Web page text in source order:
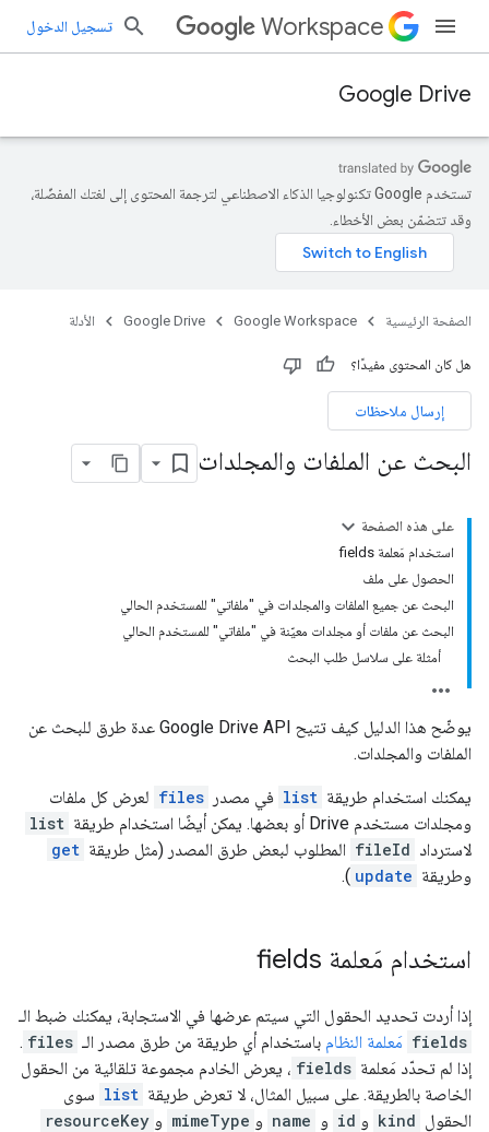
Workspace تسجيل الدخول
Google Drive
تستخدم Google تكنولوجيا الذكاء الاصطناعي لترجمة المحتوى إلى لغتك المفضّلة،
وقد تتضمّن بعض الأخطاء.
الصفحة الرئيسية Google Workspace
Google Drive الأدلة
هل كان المحتوى مفيدًا؟
إرسال ملاحظات
البحث عن الملفات والمجلدات
على هذه الصفحة
استخدام مَعلمة fields
الحصول على ملف
البحث عن جميع الملفات والمجلدات في "ملفاتي" للمستخدم الحالي
البحث عن ملفات أو مجلدات معيّنة في "ملفاتي" للمستخدم الحالي
أمثلة على سلاسل طلب البحث
يوضّح هذا الدليل كيف تتيح Google Drive API عدة طرق للبحث عن
الملفات والمجلدات.
يمكنك استخدام طريقة list في مصدر files لعرض كل ملفات
ومجلدات مستخدم Drive أو بعضها. يمكن أيضًا استخدام طريقة
list
لاسترداد fileId المطلوب لبعض طرق المصدر (مثل طريقة get
وطريقة update
).
استخدام مَعلمة fields
إذا أردت تحديد الحقول التي سيتم عرضها في الاستجابة، يمكنك ضبط الـ
fields مَعلمة النظام باستخدام أي طريقة من طرق مصدر الـ files
.
إذا لم تحدّد مَعلمة fields ، يعرض الخادم مجموعة تلقائية من الحقول
الخاصة بالطريقة. على سبيل المثال، لا تعرض طريقة list سوى
الحقول kind و id و name و mimeType و resourceKey